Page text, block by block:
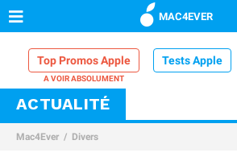
MAC4EVER
Top Promos Apple Tests Apple
VPN Mac
Comparatif iPhone
ACTUALITÉ
Mac4Ever Divers